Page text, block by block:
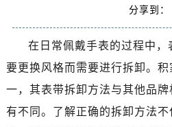
分享到：
在日常佩戴手表的过程中
要更换风格而需要进行拆卸。
一，其表带拆卸方法与其他品
有不同。了解正确的拆卸方法